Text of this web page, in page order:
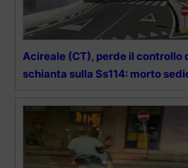
Acireale (CT), perde il controllo
schianta sulla Ss114: morto